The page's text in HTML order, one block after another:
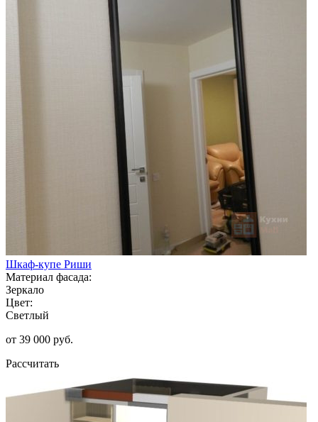
Шкаф-купе Риши
Материал фасада:
Зеркало
Цвет:
Светлый
от 39 000 руб.
Рассчитать